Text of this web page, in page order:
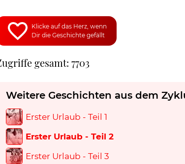
Klicke auf das Herz, wenn
Dir die Geschichte gefällt
gesamt: 7703
Weitere Geschichten aus dem
Erster Urlaub - Teil 1
Erster Urlaub - Teil 2
Erster Urlaub - Teil 3